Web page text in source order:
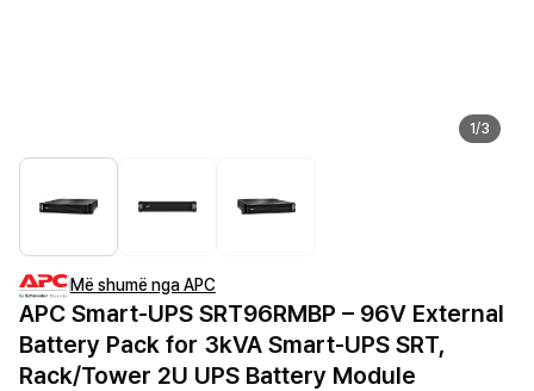
1/3
Më shumë nga APC
APC Smart-UPS SRT96RMBP – 96V External
Battery Pack for 3kVA Smart-UPS SRT,
Rack/Tower 2U UPS Battery Module